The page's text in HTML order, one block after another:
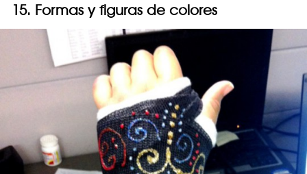
15. Formas y figuras de colores